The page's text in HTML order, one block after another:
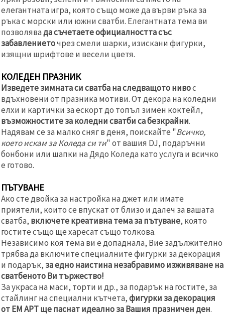
елегантната игра, която също може да върви ръка за
ръка с морски или южни сватби. Елегантната тема ви
позволявада съчетаете официалността със
забавлениеточрез смели шарки, изискани фигурки,
изящни шрифтове и весели цветя.
КОЛЕДЕН ПРАЗНИК
Изведете зимната си сватба на следващото нивос
вдъхновени от празника мотиви. От декора на коледни
елхи и картички за ескорт до топъл зимен коктейл,
възможностите за коледни сватби са безкрайни.
Надявам се за малко сняг в деня, поискайте "Всичко,
което искам за Коледа си ти" от вашия DJ, подаръчни
бонбони или шапки на Дядо Коледа като услуга и всичко
е готово.
ПЪТУВАНЕ
Ако сте двойка за настройка на джет или имате
приятели, които се впускат от близо и далеч за вашата
сватба, включете креативна тема за пътуване, която
гостите също ще харесат също толкова.
Независимо коя тема ви е допаднала, Вие задължително
трябва да включите специалните фигурки за декорация
и подарък, за едно наистина незабравимо изживяване на
сватбеното Ви тържество!
За украса на маси, торти и др., за подарък на гостите, за
стайлинг на специални кътчета,фигурки за декорация
от ЕМ АРТ ще паснат идеално за Вашия празничен ден.